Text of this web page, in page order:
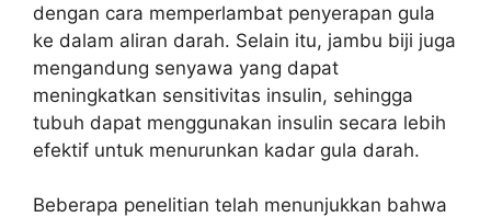
dengan cara memperlambat penyerapan gula
ke dalam aliran darah. Selain itu, jambu biji juga
mengandung senyawa yang dapat
meningkatkan sensitivitas insulin, sehingga
tubuh dapat menggunakan insulin secara lebih
efektif untuk menurunkan kadar gula darah.
Beberapa penelitian telah menunjukkan bahwa